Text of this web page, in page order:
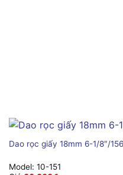
Dao rọc giấy 18mm 6-1/8″/
Model: 10-151